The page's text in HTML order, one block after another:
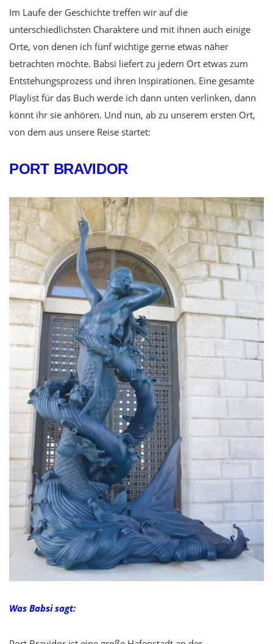
Im Laufe der Geschichte treffen wir auf die
unterschiedlichsten Charaktere und mit ihnen auch einige
Orte, von denen ich fünf wichtige gerne etwas näher
betrachten möchte. Babsi liefert zu jedem Ort etwas zum
Entstehungsprozess und ihren Inspirationen. Eine gesamte
Playlist für das Buch werde ich dann unten verlinken, dann
könnt ihr sie anhören. Und nun, ab zu unserem ersten Ort,
von dem aus unsere Reise startet:
PORT BRAVIDOR
Was Babsi sagt: